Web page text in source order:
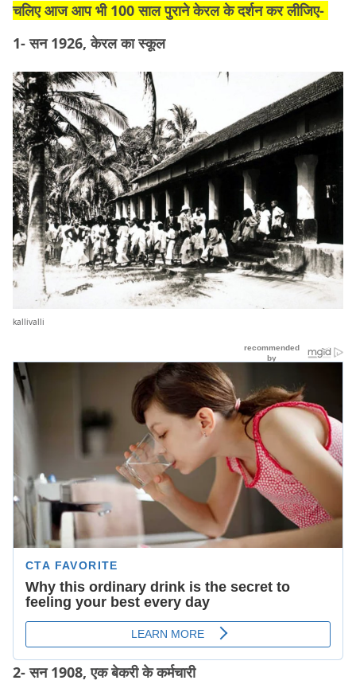
चलिए आज आप भी 100 साल पुराने केरल के दर्शन कर लीजिए-
1- सन 1926, केरल का स्कूल
kallivalli
2- सन 1908, एक बेकरी के कर्मचारी